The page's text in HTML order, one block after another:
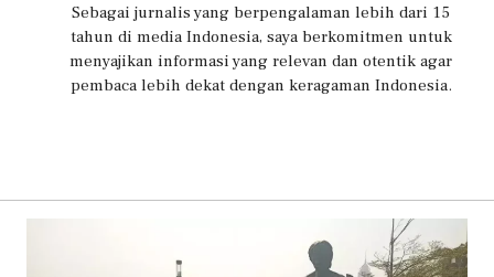
Sebagai jurnalis yang berpengalaman lebih dari 15
tahun di media Indonesia, saya berkomitmen untuk
menyajikan informasi yang relevan dan otentik agar
pembaca lebih dekat dengan keragaman Indonesia.